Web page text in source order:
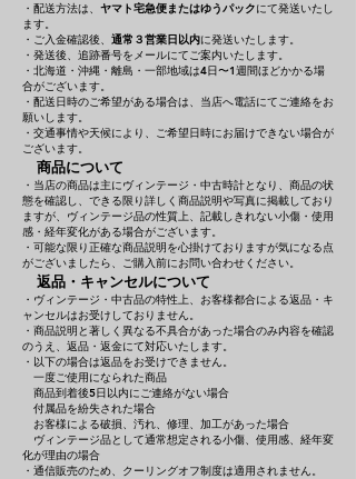
・配送方法は、 ヤマト宅急便またはゆうパックにて発送いたし
ます。
・ご入金確認後、 通常３営業日以内に発送いたします。
・発送後、追跡番号をメールにてご案内いたします。
・北海道・沖縄・離島・一部地域は4日〜1週間ほどかかる場
合がございます。
・配送日時のご希望がある場合は、当店へ電話にてご連絡をお
願いします。
・交通事情や天候により、ご希望日時にお届けできない場合が
ございます。
商品について
・当店の商品は主にヴィンテージ・中古時計となり、商品の状
態を確認し、できる限り詳しく商品説明や写真に掲載しており
ますが、ヴィンテージ品の性質上、記載しきれない小傷・使用
感・経年変化がある場合がございます。
・可能な限り正確な商品説明を心掛けておりますが気になる点
がございましたら、ご購入前にお問い合わせください。
返品・キャンセルについて
・ヴィンテージ・中古品の特性上、お客様都合による返品・キ
ャンセルはお受けしておりません。
・商品説明と著しく異なる不具合があった場合のみ内容を確認
のうえ、返品・返金にて対応いたします。
・以下の場合は返品をお受けできません。
一度ご使用になられた商品
商品到着後5日以内にご連絡がない場合
付属品を紛失された場合
お客様による破損、汚れ、修理、加工があった場合
ヴィンテージ品として通常想定される小傷、使用感、経年変
化が理由の場合
・通信販売のため、クーリングオフ制度は適用されません。